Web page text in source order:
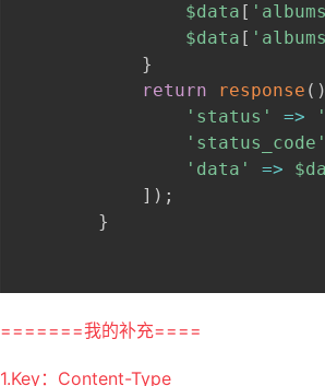
$data [
$data [
}
return
response ( )
'status'
=>
'status_code'
'data'
=>
] ) ;
}
=======我的补充====
1.Key：Content-Type